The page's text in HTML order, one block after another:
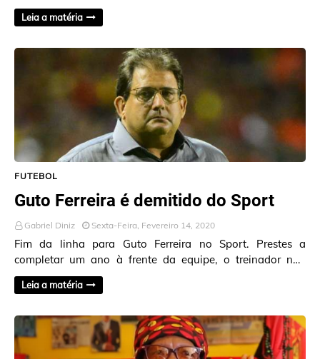
vêm o auxiliar-técnico Danie…
Leia a matéria
FUTEBOL
Guto Ferreira é demitido do Sport
Gabriel Diniz Sexta-Feira, Fevereiro 14, 2020
Fim da linha para Guto Ferreira no Sport. Prestes a
completar um ano à frente da equipe, o treinador não
resistiu aos maus resultados neste iníc…
Leia a matéria